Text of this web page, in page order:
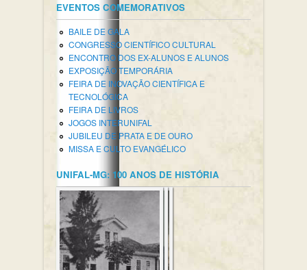
EVENTOS COMEMORATIVOS
BAILE DE GALA
CONGRESSO CIENTÍFICO CULTURAL
ENCONTRO DOS EX-ALUNOS E ALUNOS
EXPOSIÇÃO TEMPORÁRIA
FEIRA DE INOVAÇÃO CIENTÍFICA E
TECNOLÓGICA
FEIRA DE LIVROS
JOGOS INTERUNIFAL
JUBILEU DE PRATA E DE OURO
MISSA E CULTO EVANGÉLICO
UNIFAL-MG: 100 ANOS DE HISTÓRIA